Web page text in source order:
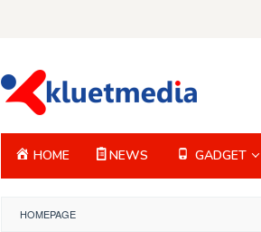
HOME NEWS GADGET
HOMEPAGE